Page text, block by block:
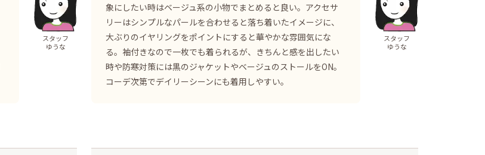
スタッフ
ゆうな
象にしたい時はベージュ系の小物でまとめると良い。アクセサ
リーはシンプルなパールを合わせると落ち着いたイメージに、
大ぶりのイヤリングをポイントにすると華やかな雰囲気にな
る。袖付きなので一枚でも着られるが、きちんと感を出したい
時や防寒対策には黒のジャケットやベージュのストールをON。
コーデ次第でデイリーシーンにも着用しやすい。
スタッフ
ゆうな